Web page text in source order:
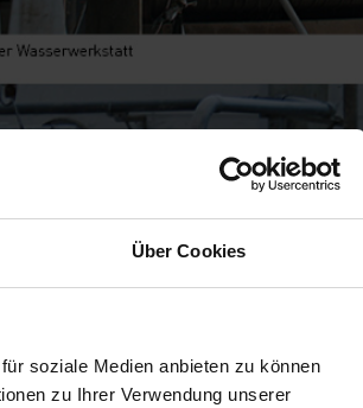
Über Cookies
soziale Medien anbieten zu können
zu Ihrer Verwendung unserer